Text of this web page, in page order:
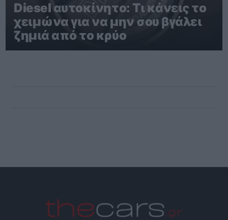
Diesel αυτοκίνητο: Τι κάνεις το
χειμώνα για να μην σου βγάλει
ζημιά από το κρύο